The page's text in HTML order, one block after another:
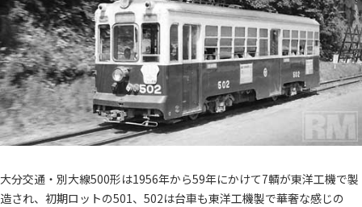
大分交通・別大線500形は1956年から59年にかけて7輌が東洋工機で製
造され、初期ロットの501、502は台車も東洋工機製で華奢な感じの